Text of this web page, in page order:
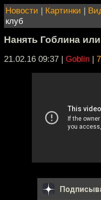
Новости | Картинки |
клуб
Нанять Гоблина
21.02.16 09:37 | Goblin |